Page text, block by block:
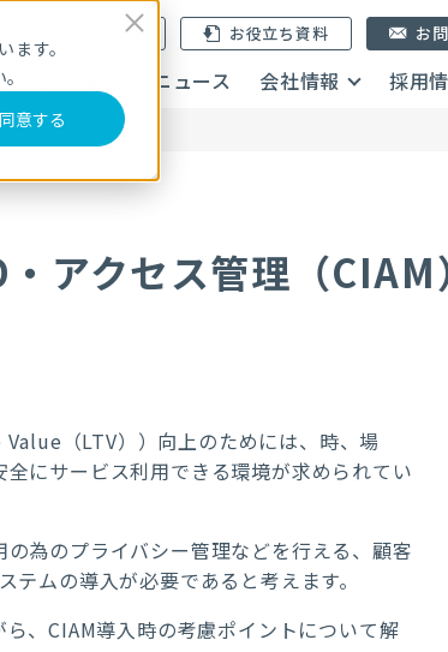
す。
同意する
メールマガジン登録 お役立ち資料
ログ ニュース 会社情報 採用
お
アクセス管理（CIAM
（LTV））向上のためには、時、場
にサービス利用できる環境が求められてい
為のプライバシー管理などを行える、顧客
ムの導入が必要であると考えます。
、CIAM導入時の考慮ポイントについて解